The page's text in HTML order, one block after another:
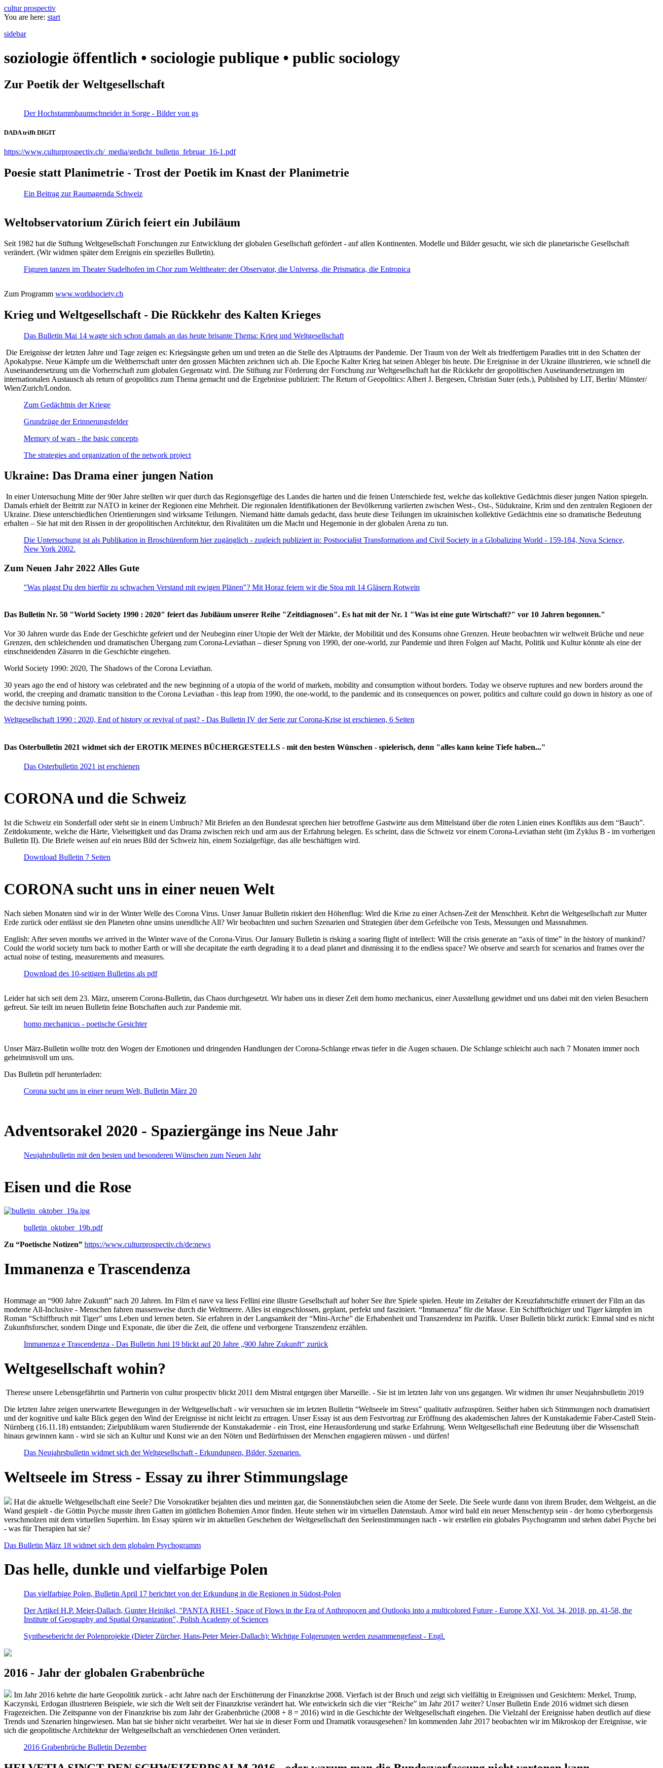
cultur prospectiv
You are here: start
sidebar
soziologie öffentlich • sociologie publique • public sociology
Zur Poetik der Weltgesellschaft
Der Hochstammbaumschneider in Sorge - Bilder von gs
DADA trifft DIGIT
https://www.culturprospectiv.ch/_media/gedicht_bulletin_februar_16-1.pdf
Poesie statt Planimetrie - Trost der Poetik im Knast der Planimetrie
Ein Beitrag zur Raumagenda Schweiz
Weltobservatorium Zürich feiert ein Jubiläum
Seit 1982 hat die Stiftung Weltgesellschaft Forschungen zur Entwicklung der globalen Gesellschaft gefördert - auf allen Kontinenten. Modelle und Bilder gesucht, wie sich die planetarische Gesellschaft
verändert. (Wir widmen später dem Ereignis ein spezielles Bulletin).
Figuren tanzen im Theater Stadelhofen im Chor zum Welttheater: der Observator, die Universa, die Prismatica, die Entropica
Zum Programm www.worldsociety.ch
Krieg und Weltgesellschaft - Die Rückkehr des Kalten Krieges
Das Bulletin Mai 14 wagte sich schon damals an das heute brisante Thema: Krieg und Weltgesellschaft
Die Ereignisse der letzten Jahre und Tage zeigen es: Kriegsängste gehen um und treten an die Stelle des Alptraums der Pandemie. Der Traum von der Welt als friedfertigem Paradies tritt in den Schatten der
Apokalypse. Neue Kämpfe um die Weltherrschaft unter den grossen Mächten zeichnen sich ab. Die Epoche Kalter Krieg hat seinen Ableger bis heute. Die Ereignisse in der Ukraine illustrieren, wie schnell die
Auseinandersetzung um die Vorherrschaft zum globalen Gegensatz wird. Die Stiftung zur Förderung der Forschung zur Weltgesellschaft hat die Rückkehr der geopolitischen Auseinandersetzungen im
internationalen Austausch als return of geopolitics zum Thema gemacht und die Ergebnisse publiziert: The Return of Geopolitics: Albert J. Bergesen, Christian Suter (eds.), Published by LIT, Berlin/ Münster/
Wien/Zurich/London.
Zum Gedächtnis der Kriege
Grundzüge der Erinnerungsfelder
Memory of wars - the basic concepts
The strategies and organization of the network project
Ukraine: Das Drama einer jungen Nation
In einer Untersuchung Mitte der 90er Jahre stellten wir quer durch das Regionsgefüge des Landes die harten und die feinen Unterschiede fest, welche das kollektive Gedächtnis dieser jungen Nation spiegeln.
Damals erhielt der Beitritt zur NATO in keiner der Regionen eine Mehrheit. Die regionalen Identifikationen der Bevölkerung variierten zwischen West-, Ost-, Südukraine, Krim und den zentralen Regionen der
Ukraine. Diese unterschiedlichen Orientierungen sind wirksame Teilungen. Niemand hätte damals gedacht, dass heute diese Teilungen im ukrainischen kollektive Gedächtnis eine so dramatische Bedeutung
erhalten – Sie hat mit den Rissen in der geopolitischen Architektur, den Rivalitäten um die Macht und Hegemonie in der globalen Arena zu tun.
Die Untersuchung ist als Publikation in Broschürenform hier zugänglich - zugleich publiziert in: Postsocialist Transformations and Civil Society in a Globalizing World - 159-184, Nova Science,
New York 2002.
Zum Neuen Jahr 2022 Alles Gute
"Was plagst Du den hierfür zu schwachen Verstand mit ewigen Plänen"? Mit Horaz feiern wir die Stoa mit 14 Gläsern Rotwein
Das Bulletin Nr. 50 "World Society 1990 : 2020" feiert das Jubiläum unserer Reihe "Zeitdiagnosen". Es hat mit der Nr. 1 "Was ist eine gute Wirtschaft?" vor 10 Jahren begonnen."
Vor 30 Jahren wurde das Ende der Geschichte gefeiert und der Neubeginn einer Utopie der Welt der Märkte, der Mobilität und des Konsums ohne Grenzen. Heute beobachten wir weltweit Brüche und neue
Grenzen, den schleichenden und dramatischen Übergang zum Corona-Leviathan – dieser Sprung von 1990, der one-world, zur Pandemie und ihren Folgen auf Macht, Politik und Kultur könnte als eine der
einschneidenden Zäsuren in die Geschichte eingehen.
World Society 1990: 2020, The Shadows of the Corona Leviathan.
30 years ago the end of history was celebrated and the new beginning of a utopia of the world of markets, mobility and consumption without borders. Today we observe ruptures and new borders around the
world, the creeping and dramatic transition to the Corona Leviathan - this leap from 1990, the one-world, to the pandemic and its consequences on power, politics and culture could go down in history as one of
the decisive turning points.
Weltgesellschaft 1990 : 2020, End of history or revival of past? - Das Bulletin IV der Serie zur Corona-Krise ist erschienen, 6 Seiten
Das Osterbulletin 2021 widmet sich der EROTIK MEINES BÜCHERGESTELLS - mit den besten Wünschen - spielerisch, denn "alles kann keine Tiefe haben..."
Das Osterbulletin 2021 ist erschienen
CORONA und die Schweiz
Ist die Schweiz ein Sonderfall oder steht sie in einem Umbruch? Mit Briefen an den Bundesrat sprechen hier betroffene Gastwirte aus dem Mittelstand über die roten Linien eines Konflikts aus dem “Bauch”.
Zeitdokumente, welche die Härte, Vielseitigkeit und das Drama zwischen reich und arm aus der Erfahrung belegen. Es scheint, dass die Schweiz vor einem Corona-Leviathan steht (im Zyklus B - im vorherigen
Bulletin II). Die Briefe weisen auf ein neues Bild der Schweiz hin, einem Sozialgefüge, das alle beschäftigen wird.
Download Bulletin 7 Seiten
CORONA sucht uns in einer neuen Welt
Nach sieben Monaten sind wir in der Winter Welle des Corona Virus. Unser Januar Bulletin riskiert den Höhenflug: Wird die Krise zu einer Achsen-Zeit der Menschheit. Kehrt die Weltgesellschaft zur Mutter
Erde zurück oder entlässt sie den Planeten ohne unsins unendliche All? Wir beobachten und suchen Szenarien und Strategien über dem Gefeilsche von Tests, Messungen und Massnahmen.
English: After seven months we arrived in the Winter wave of the Corona-Virus. Our January Bulletin is risking a soaring flight of intellect: Will the crisis generate an “axis of time” in the history of mankind?
Could the world society turn back to mother Earth or will she decapitate the earth degrading it to a dead planet and dismissing it to the endless space? We observe and search for scenarios and frames over the
actual noise of testing, measurements and measures.
Download des 10-seitigen Bulletins als pdf
Leider hat sich seit dem 23. März, unserem Corona-Bulletin, das Chaos durchgesetzt. Wir haben uns in dieser Zeit dem homo mechanicus, einer Ausstellung gewidmet und uns dabei mit den vielen Besuchern
gefreut. Sie teilt im neuen Bulletin feine Botschaften auch zur Pandemie mit.
homo mechanicus - poetische Gesichter
Unser März-Bulletin wollte trotz den Wogen der Emotionen und dringenden Handlungen der Corona-Schlange etwas tiefer in die Augen schauen. Die Schlange schleicht auch nach 7 Monaten immer noch
geheimnisvoll um uns.
Das Bulletin pdf herunterladen:
Corona sucht uns in einer neuen Welt, Bulletin März 20
Adventsorakel 2020 - Spaziergänge ins Neue Jahr
Neujahrsbulletin mit den besten und besonderen Wünschen zum Neuen Jahr
Eisen und die Rose
bulletin_oktober_19b.pdf
Zu “Poetische Notizen” https://www.culturprospectiv.ch/de:news
Immanenza e Trascendenza
Hommage an “900 Jahre Zukunft” nach 20 Jahren. Im Film el nave va liess Fellini eine illustre Gesellschaft auf hoher See ihre Spiele spielen. Heute im Zeitalter der Kreuzfahrtschiffe erinnert der Film an das
moderne All-Inclusive - Menschen fahren massenweise durch die Weltmeere. Alles ist eingeschlossen, geplant, perfekt und fasziniert. “Immanenza” für die Masse. Ein Schiffbrüchiger und Tiger kämpfen im
Roman “Schiffbruch mit Tiger” ums Leben und lernen beten. Sie erfahren in der Langsamkeit der “Mini-Arche” die Erhabenheit und Transzendenz im Pazifik. Unser Bulletin blickt zurück: Einmal sind es nicht
Zukunftsforscher, sondern Dinge und Exponate, die über die Zeit, die offene und verborgene Transzendenz erzählen.
Immanenza e Trascendenza - Das Bulletin Juni 19 blickt auf 20 Jahre „900 Jahre Zukunft“ zurück
Weltgesellschaft wohin?
Therese unsere Lebensgefährtin und Partnerin von cultur prospectiv blickt 2011 dem Mistral entgegen über Marseille. - Sie ist im letzten Jahr von uns gegangen. Wir widmen ihr unser Neujahrsbulletin 2019
Die letzten Jahre zeigen unerwartete Bewegungen in der Weltgesellschaft - wir versuchten sie im letzten Bulletin “Weltseele im Stress” qualitativ aufzuspüren. Seither haben sich Stimmungen noch dramatisiert
und der kognitive und kalte Blick gegen den Wind der Ereignisse ist nicht leicht zu ertragen. Unser Essay ist aus dem Festvortrag zur Eröffnung des akademischen Jahres der Kunstakademie Faber-Castell Stein-
Nürnberg (16.11.18) entstanden; Zielpublikum waren Studierende der Kunstakademie - ein Trost, eine Herausforderung und starke Erfahrung. Wenn Weltgesellschaft eine Bedeutung über die Wissenschaft
hinaus gewinnen kann - wird sie sich an Kultur und Kunst wie an den Nöten und Bedürfnissen der Menschen engagieren müssen - und dürfen!
Das Neujahrsbulletin widmet sich der Weltgesellschaft - Erkundungen, Bilder, Szenarien.
Weltseele im Stress - Essay zu ihrer Stimmungslage
Hat die aktuelle Weltgesellschaft eine Seele? Die Vorsokratiker bejahten dies und meinten gar, die Sonnenstäubchen seien die Atome der Seele. Die Seele wurde dann von ihrem Bruder, dem Weltgeist, an die
Wand gespielt - die Göttin Psyche musste ihren Gatten im göttlichen Bohemien Amor finden. Heute stehen wir im virtuellen Datenstaub. Amor wird bald ein neuer Menschentyp sein - der homo cyberborgensis
verschmolzen mit dem virtuellen Superhirn. Im Essay spüren wir im aktuellen Geschehen der Weltgesellschaft den Seelenstimmungen nach - wir erstellen ein globales Psychogramm und stehen dabei Psyche bei
- was für Therapien hat sie?
Das Bulletin März 18 widmet sich dem globalen Psychogramm
Das helle, dunkle und vielfarbige Polen
Das vielfarbige Polen, Bulletin April 17 berichtet von der Erkundung in die Regionen in Südost-Polen
Der Artikel H.P. Meier-Dallach, Gunter Heinikel, "PANTA RHEI - Space of Flows in the Era of Anthropocen and Outlooks into a multicolored Future - Europe XXI, Vol. 34, 2018, pp. 41-58, the
Institute of Geography and Spatial Organization", Polish Academy of Sciences
Synthesebericht der Polenprojekte (Dieter Zürcher, Hans-Peter Meier-Dallach): Wichtige Folgerungen werden zusammengefasst - Engl.
2016 - Jahr der globalen Grabenbrüche
Im Jahr 2016 kehrte die harte Geopolitik zurück - acht Jahre nach der Erschütterung der Finanzkrise 2008. Vierfach ist der Bruch und zeigt sich vielfältig in Ereignissen und Gesichtern: Merkel, Trump,
Kaczynski, Erdogan illustrieren Beispiele, wie sich die Welt seit der Finanzkrise verändert hat. Wie entwickeln sich die vier “Reiche” im Jahr 2017 weiter? Unser Bulletin Ende 2016 widmet sich diesen
Fragezeichen. Die Zeitspanne von der Finanzkrise bis zum Jahr der Grabenbrüche (2008 + 8 = 2016) wird in die Geschichte der Weltgesellschaft eingehen. Die Vielzahl der Ereignisse haben deutlich auf diese
Trends und Szenarien hingewiesen. Man hat sie bisher nicht verarbeitet. Wer hat sie in dieser Form und Dramatik vorausgesehen? Im kommenden Jahr 2017 beobachten wir im Mikroskop der Ereignisse, wie
sich die geopolitische Architektur der Weltgesellschaft an verschiedenen Orten verändert.
2016 Grabenbrüche Bulletin Dezember